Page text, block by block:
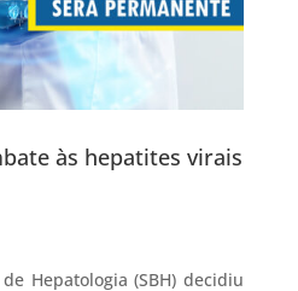
às hepatites virais
Hepatologia (SBH) decidiu